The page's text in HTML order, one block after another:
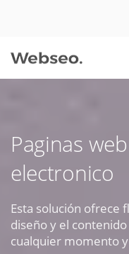
Paginas
electronico
Esta solución ofrece
diseño y el
cualquier momento
09:30